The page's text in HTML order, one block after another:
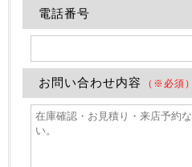
電話番号
お問い合わせ内容 （※必須）